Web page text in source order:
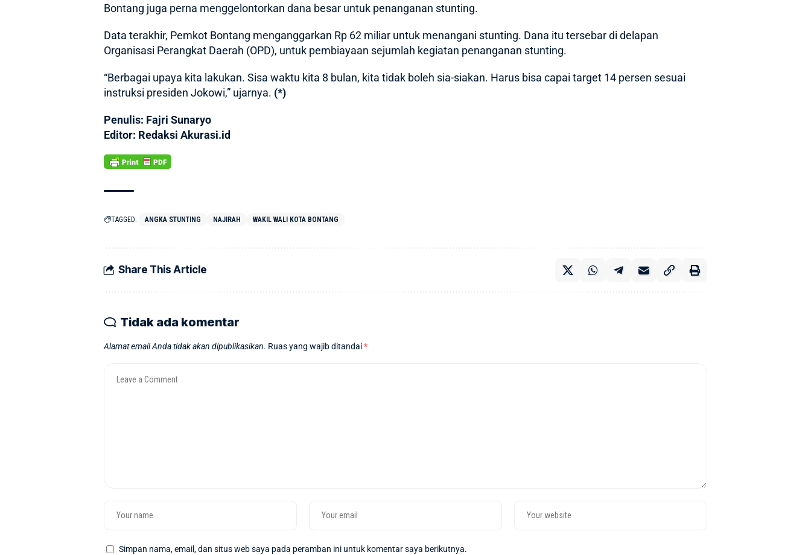
Bontang juga perna menggelontorkan dana besar untuk penanganan stunting.
Data terakhir, Pemkot Bontang menganggarkan Rp 62 miliar untuk menangani stunting. Dana itu tersebar di delapan
Organisasi Perangkat Daerah (OPD), untuk pembiayaan sejumlah kegiatan penanganan stunting.
“Berbagai upaya kita lakukan. Sisa waktu kita 8 bulan, kita tidak boleh sia-siakan. Harus bisa capai target 14 persen sesuai
instruksi presiden Jokowi,” ujarnya. (*)
Penulis: Fajri Sunaryo
Editor: Redaksi Akurasi.id
TAGGED: ANGKA STUNTING NAJIRAH WAKIL WALI KOTA BONTANG
Share This Article
Tidak ada komentar
Alamat email Anda tidak akan dipublikasikan. Ruas yang wajib ditandai*
Simpan nama, email, dan situs web saya pada peramban ini untuk komentar saya berikutnya.